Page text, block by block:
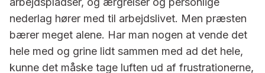
nederlag hører med til arbejdslivet. Men præsten
bærer meget alene. Har man nogen at vende det
hele med og grine lidt sam­men med ad det hele,
kunne det må­ske tage luften ud af frustrationerne,